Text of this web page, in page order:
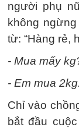
người phụ
không
từ: “Hàng rẻ,
- Mua mấy
- Em mua 2kg.
Chỉ vào
bắt đầu